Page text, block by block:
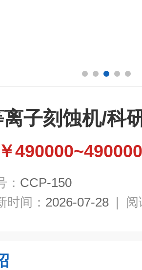
子刻蚀机/科
￥490000~490000
： CCP-150
时间： 2026-07-28 | 阅